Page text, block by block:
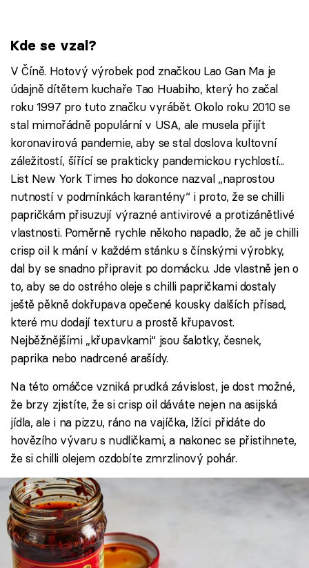
Kde se vzal?
V Číně. Hotový výrobek pod značkou Lao Gan Ma je
údajně dítětem kuchaře Tao Huabiho, který ho začal
roku 1997 pro tuto značku vyrábět. Okolo roku 2010 se
stal mimořádně populární v USA, ale musela přijít
koronavirová pandemie, aby se stal doslova kultovní
záležitostí, šířící se prakticky pandemickou rychlostí...
List New York Times ho dokonce nazval „naprostou
nutností v podmínkách karantény“ i proto, že se chilli
papričkám přisuzují výrazné antivirové a protizánětlivé
vlastnosti. Poměrně rychle někoho napadlo, že ač je chilli
crisp oil k mání v každém stánku s čínskými výrobky,
dal by se snadno připravit po domácku. Jde vlastně jen o
to, aby se do ostrého oleje s chilli papričkami dostaly
ještě pěkně dokřupava opečené kousky dalších přísad,
které mu dodají texturu a prostě křupavost.
Nejběžnějšími „křupavkami“ jsou šalotky, česnek,
paprika nebo nadrcené arašídy.
Na této omáčce vzniká prudká závislost, je dost možné,
že brzy zjistíte, že si crisp oil dáváte nejen na asijská
jídla, ale i na pizzu, ráno na vajíčka, lžíci přidáte do
hovězího vývaru s nudličkami, a nakonec se přistihnete,
že si chilli olejem ozdobíte zmrzlinový pohár.